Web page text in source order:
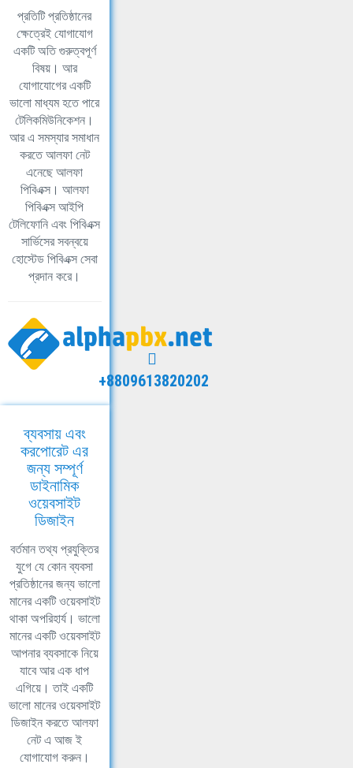
প্রতিটি প্রতিষ্ঠানের
ক্ষেত্রেই যোগাযোগ
একটি অতি গুরুত্বপূর্ণ
বিষয়। আর
যোগাযোগের একটি
ভালো মাধ্যম হতে পারে
টেলিকমিউনিকেশন।
আর এ সমস্যার সমাধান
করতে আলফা নেট
এনেছে আলফা
পিবিএক্স। আলফা
পিবিএক্স আইপি
টেলিফোনি এবং পিবিএক্স
সার্ভিসের সবন্বয়ে
হোস্টেড পিবিএক্স সেবা
প্রদান করে।
+8809613820202
ব্যবসায় এবং
করপোরেট এর
জন্য সম্পূর্ণ
ডাইনামিক
ওয়েবসাইট
ডিজাইন
বর্তমান তথ্য প্রযুক্তির
যুগে যে কোন ব্যবসা
প্রতিষ্ঠানের জন্য ভালো
মানের একটি ওয়েবসাইট
থাকা অপরিহার্য। ভালো
মানের একটি ওয়েবসাইট
আপনার ব্যবসাকে নিয়ে
যাবে আর এক ধাপ
এগিয়ে। তাই একটি
ভালো মানের ওয়েবসাইট
ডিজাইন করতে আলফা
নেট এ আজ ই
যোগাযোগ করুন।